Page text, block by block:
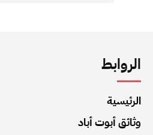
الروابط
الرئيسية
وثائق أبوت أباد